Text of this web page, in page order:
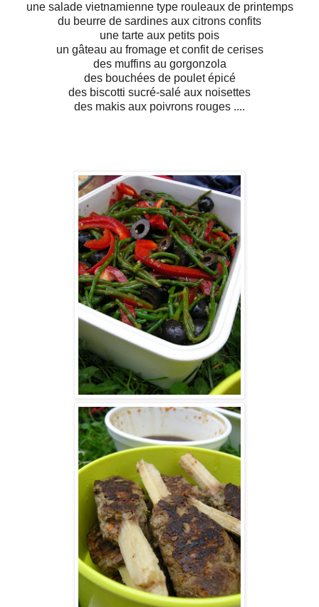
une salade vietnamienne type rouleaux de printemps
du beurre de sardines aux citrons confits
une tarte aux petits pois
un gâteau au fromage et confit de cerises
des muffins au gorgonzola
des bouchées de poulet épicé
des biscotti sucré-salé aux noisettes
des makis aux poivrons rouges ....